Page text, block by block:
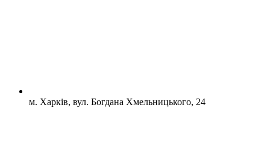
м. Харків, вул. Богдана Хмельницького, 24